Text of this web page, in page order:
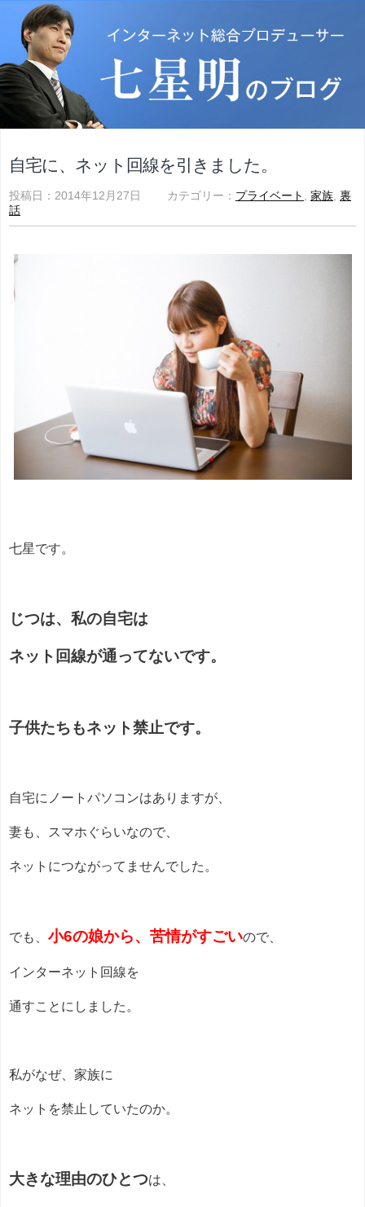
自宅に、ネット回線を引きました。
投稿日：2014年12月27日 カテゴリー： プライベート , 家族, 裏
話
七星です。
じつは、私の自宅は
ネット回線が通ってないです。
子供たちもネット禁止です。
自宅にノートパソコンはありますが、
妻も、スマホぐらいなので、
ネットにつながってませんでした。
でも、 小6の娘から、苦情がすごいので、
インターネット回線を
通すことにしました。
私がなぜ、家族に
ネットを禁止していたのか。
大きな理由のひとつは、